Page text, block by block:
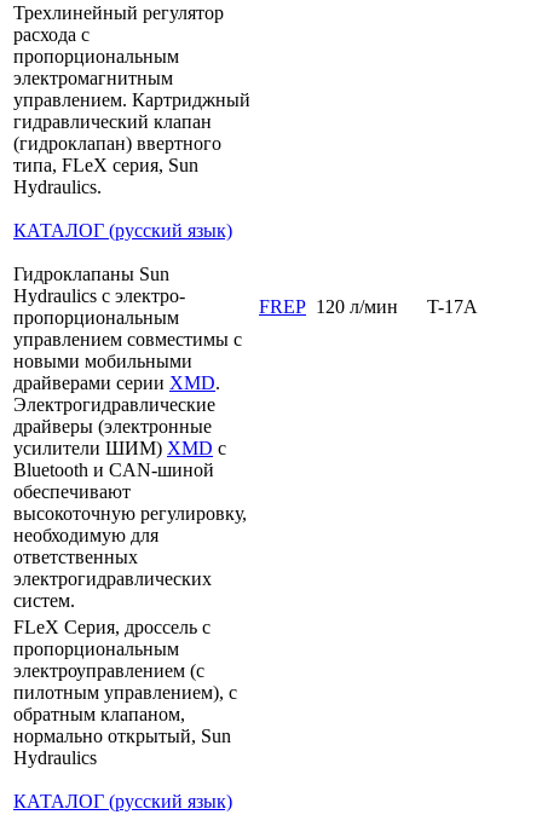
Трехлинейный регулятор
расхода с
пропорциональным
электромагнитным
управлением. Картриджный
гидравлический клапан
(гидроклапан) ввертного
типа, FLeX серия, Sun
Hydraulics.
КАТАЛОГ (русский язык)
Гидроклапаны Sun
Hydraulics с электро-
пропорциональным
управлением совместимы с
новыми мобильными
драйверами серии XMD.
Электрогидравлические
драйверы (электронные
усилители ШИМ) XMD с
Bluetooth и CAN-шиной
обеспечивают
высокоточную регулировку,
необходимую для
ответственных
электрогидравлических
систем.
FREP 120 л/мин T-17A
FLeX Серия, дроссель с
пропорциональным
электроуправлением (с
пилотным управлением), с
обратным клапаном,
нормально открытый, Sun
Hydraulics
КАТАЛОГ (русский язык)